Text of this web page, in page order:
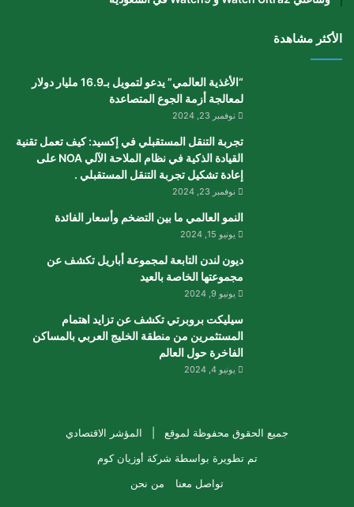
الأكثر مشاهدة
“الأغذية العالمي” يدعو لتمويل بـ16.9 مليار دولار
لمعالجة أزمة الجوع المتصاعدة
نوفمبر 23, 2024
تجربة التنقل المستقبلي في إكسيد: كيف تعمل تقنية
القيادة الذكية في نظام الملاحة الآلي NOA على
إعادة تشكيل تجربة التنقل المستقبلي .
نوفمبر 23, 2024
النمو العالمي ما بين التضخم وأسعار الفائدة
يونيو 15, 2024
ديون لندن التابعة لمجموعة أباريل تكشف عن
مجموعتها الخاصة بالعيد
يونيو 9, 2024
سيليكت بروبرتي تكشف عن تزايد اهتمام
المستثمرين من منطقة الخليج العربي بالمساكن
الفاخرة حول العالم
يونيو 4, 2024
جميع الحقوق محفوظة لموقع | المؤشر الاقتصادي
تم تطويرة بواسطة شركة أوزيان كوم
تواصل معنا
من نحن